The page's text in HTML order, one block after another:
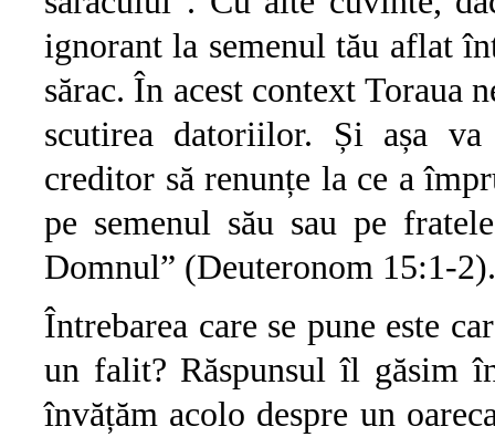
ignorant la semenul tău aflat
sărac. În acest context Toraua
scutirea datoriilor. Și așa
creditor să renunțe la ce a
pe semenul său sau pe
Domnul” (Deuteronom 15:1-2).
Întrebarea care se pune este
un falit? Răspunsul îl găsim
învățăm acolo despre un